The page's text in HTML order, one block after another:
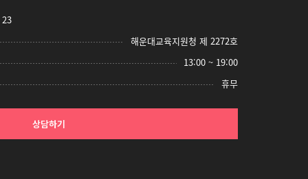
23
해운대교육지원청 제 2272호
13:00 ~ 19:00
휴무
상담하기